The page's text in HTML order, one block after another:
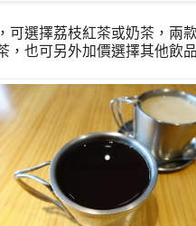
可選擇荔枝紅茶或奶茶，兩
，也可另外加價選擇其他飲